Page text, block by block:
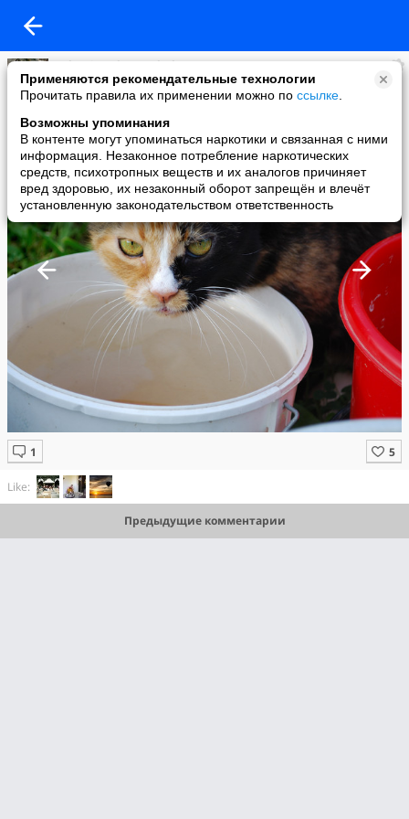
Применяются рекомендательные технологии
Прочитать правила их применении можно по ссылке
Возможны упоминания
В контенте могут упоминаться наркотики и связанная с ними
информация. Незаконное потребление наркотических
средств, психотропных веществ и их аналогов причиняет
вред здоровью, их незаконный оборот запрещён и влечёт
установленную законодательством ответственность
Valentin Solomenchuk
added a photo
26 Jan в 16:47
Like:
Предыдущие комментарии